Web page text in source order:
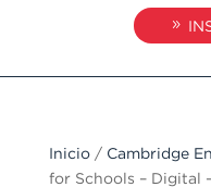
Inicio/ Cambridge
for Schools – Digital